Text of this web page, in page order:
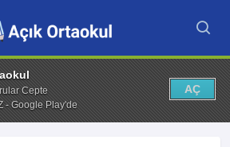
Cepte
- Google Play'de
AÇ